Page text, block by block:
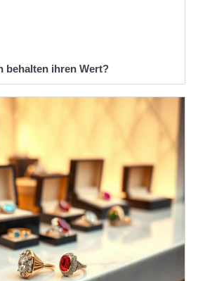
behalten ihren Wert?